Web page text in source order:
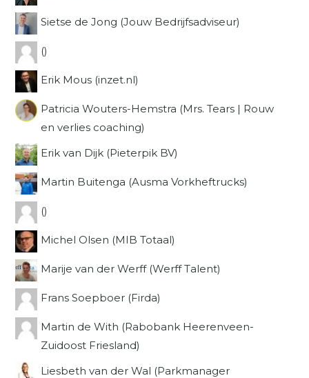
Sietse de Jong (Jouw Bedrijfsadviseur)
()
Erik Mous (inzet.nl)
Patricia Wouters-Hemstra (Mrs. Tears | Rouw
en verlies coaching)
Erik van Dijk (Pieterpik BV)
Martin Buitenga (Ausma Vorkheftrucks)
()
Michel Olsen (MIB Totaal)
Marije van der Werff (Werff Talent)
Frans Soepboer (Firda)
Martin de With (Rabobank Heerenveen-
Zuidoost Friesland)
Liesbeth van der Wal (Parkmanager